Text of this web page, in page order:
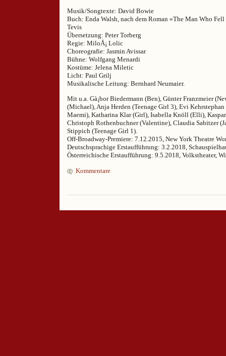
Musik/Songtexte: David Bowie
Buch: Enda Walsh, nach dem Roman »The Man Who
Tevis
Übersetzung: Peter Torberg
Regie: MiloÅ¡ Lolic
Choreografie: Jasmin Avissar
Bühne: Wolfgang Menardi
Kostüme: Jelena Miletic
Licht: Paul Grilj
Musikalische Leitung: Bernhard Neumaier.
Mit u.a. Gà¡bor Biedermann (Ben), Günter Franzmeier
(Michael), Anja Herden (Teenage Girl 3), Evi
Maemi), Katharina Klar (Girl), Isabella Knöll (Elli),
Christoph Rothenbuchner (Valentine), Claudia Sabitzer
Stippich (Teenage Girl 1).
Off-Broadway-Premiere: 7.12.2015, New York Theatre
Deutschsprachige Erstaufführung: 3.2.2018,
Österreichische Erstaufführung: 9.5.2018, Volkstheater,
Kommentare